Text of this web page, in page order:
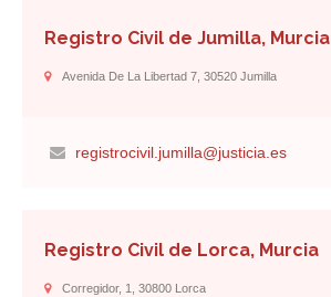
Registro Civil de Jumilla, Murcia
Avenida De La Libertad 7, 30520 Jumilla
registrocivil.jumilla@justicia.es
Registro Civil de Lorca, Murcia
Corregidor, 1, 30800 Lorca